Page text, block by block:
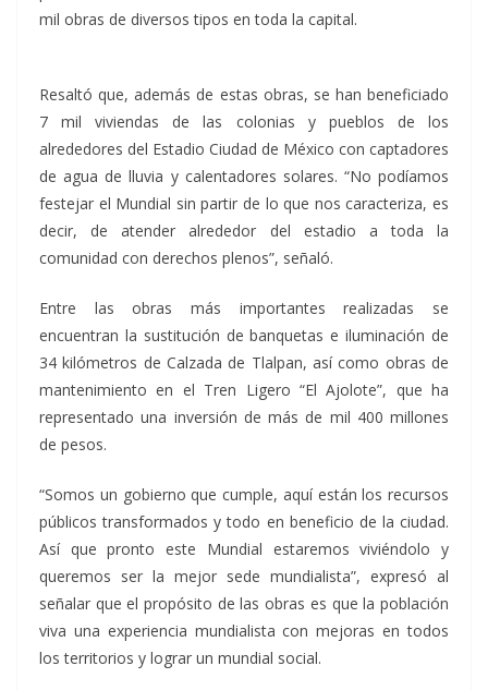
mil obras de diversos tipos en toda la capital.
Resaltó que, además de estas obras, se han beneficiado
7 mil viviendas de las colonias y pueblos de los
alrededores del Estadio Ciudad de México con captadores
de agua de lluvia y calentadores solares. “No podíamos
festejar el Mundial sin partir de lo que nos caracteriza, es
decir, de atender alrededor del estadio a toda la
comunidad con derechos plenos”, señaló.
Entre las obras más importantes realizadas se
encuentran la sustitución de banquetas e iluminación de
34 kilómetros de Calzada de Tlalpan, así como obras de
mantenimiento en el Tren Ligero “El Ajolote”, que ha
representado una inversión de más de mil 400 millones
de pesos.
“Somos un gobierno que cumple, aquí están los recursos
públicos transformados y todo en beneficio de la ciudad.
Así que pronto este Mundial estaremos viviéndolo y
queremos ser la mejor sede mundialista”, expresó al
señalar que el propósito de las obras es que la población
viva una experiencia mundialista con mejoras en todos
los territorios y lograr un mundial social.